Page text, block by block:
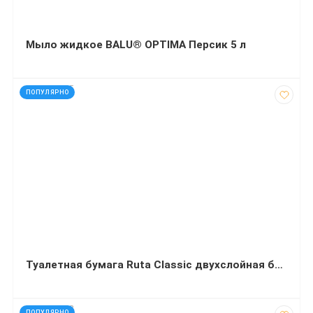
Мыло жидкое BALU® OPTIMA Персик 5 л
ПОПУЛЯРНО
код: 120395
Туалетная бумага Ruta Classic двухслойная белая 16 рулонов
код: 927663